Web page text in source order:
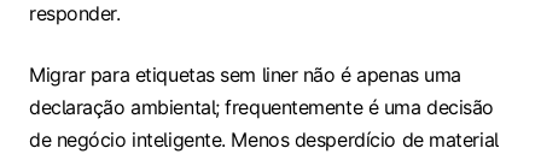
responder.
Migrar para etiquetas sem liner não é apenas uma
declaração ambiental; frequentemente é uma decisão
de negócio inteligente. Menos desperdício de material